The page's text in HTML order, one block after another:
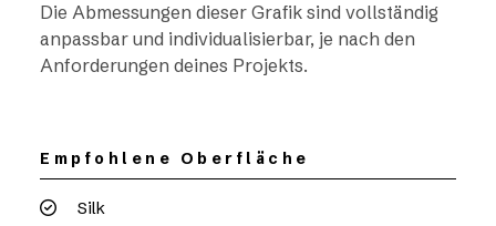
Die Abmessungen dieser Grafik sind vollständig
anpassbar und individualisierbar, je nach den
Anforderungen deines Projekts.
Empfohlene Oberfläche
Silk